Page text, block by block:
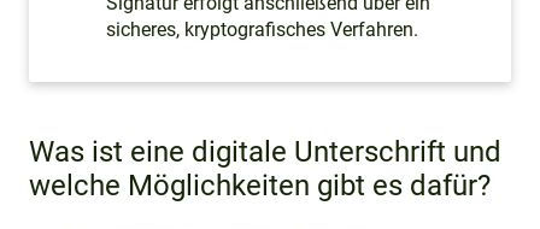
sicheres, kryptografisches Verfahren.
Was ist eine digitale Unterschrift und
welche Möglichkeiten gibt es dafür?